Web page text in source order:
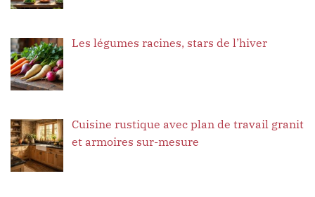
Les légumes racines, stars de l’hiver
Cuisine rustique avec plan de travail granit
et armoires sur-mesure